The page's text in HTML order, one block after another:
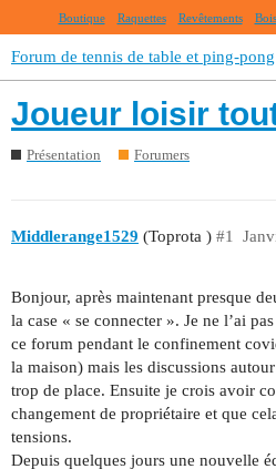
Boutique Raquettes Revêtements Bois
Forum de tennis de table et ping-pong
Joueur loisir
Présentation Forumers
Middlerange1529 (Toprota ) #1
Bonjour, après maintenant presque
la case « se connecter ». Je ne l’ai
ce forum pendant le confinement
la maison) mais les discussions
trop de place. Ensuite je crois avoir
changement de propriétaire et que
tensions.
Depuis quelques jours une nouvelle